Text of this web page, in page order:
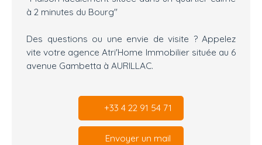
à 2 minutes du Bourg"
Des questions ou une envie de visite ? Appelez
vite votre agence Atri'Home Immobilier située au 6
avenue Gambetta à AURILLAC.
+33 4 22 91 54 71
Envoyer un mail